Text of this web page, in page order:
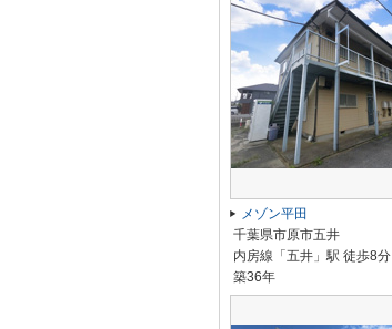
メゾン平田
千葉県市原市五井
内房線「五井」駅 徒歩8分
築36年